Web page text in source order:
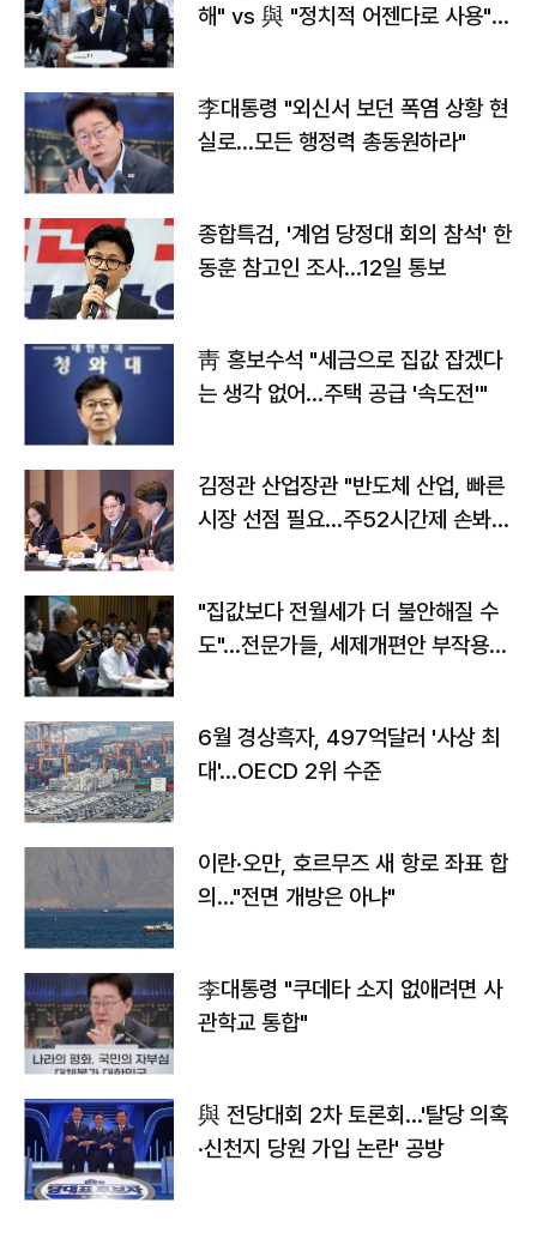
해" vs 與 "정치적 어젠다로 사용"
李대통령 "외신서 보던 폭염 상황 현
실로…모든 행정력 총동원하라"
종합특검, '계엄 당정대 회의 참석' 한
동훈 참고인 조사...12일 통보
靑 홍보수석 "세금으로 집값 잡겠다
는 생각 없어…주택 공급 '속도전'"
김정관 산업장관 "반도체 산업, 빠른
시장 선점 필요…주52시간제 손봐
"집값보다 전월세가 더 불안해질 수
도"…전문가들, 세제개편안 부작용
6월 경상흑자, 497억달러 '사상 최
대'…OECD 2위 수준
이란·오만, 호르무즈 새 항로 좌표 합
의…"전면 개방은 아냐"
李대통령 "쿠데타 소지 없애려면 사
관학교 통합"
與 전당대회 2차 토론회…'탈당 의혹
·신천지 당원 가입 논란' 공방